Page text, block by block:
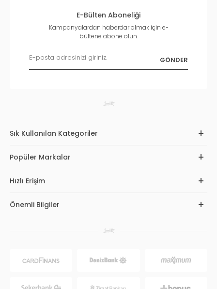
E-Bülten Aboneliği
Kampanyalardan haberdar olmak için e-
bültene abone olun.
Sık Kullanılan Kategoriler
Popüler Markalar
Hızlı Erişim
Önemli Bilgiler